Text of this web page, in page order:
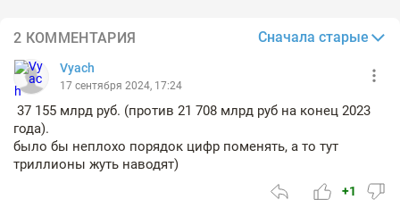
2 КОММЕНТАРИЯ Сначала старые
Vyach
17 сентября 2024, 17:24
37 155 млрд руб. (против 21 708 млрд руб на конец 2023
года).
было бы неплохо порядок цифр поменять, а то тут
триллионы жуть наводят)
+1